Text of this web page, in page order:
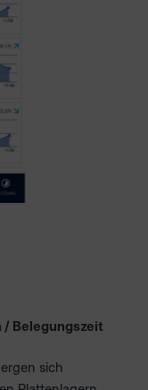
Belegungszeit
sich